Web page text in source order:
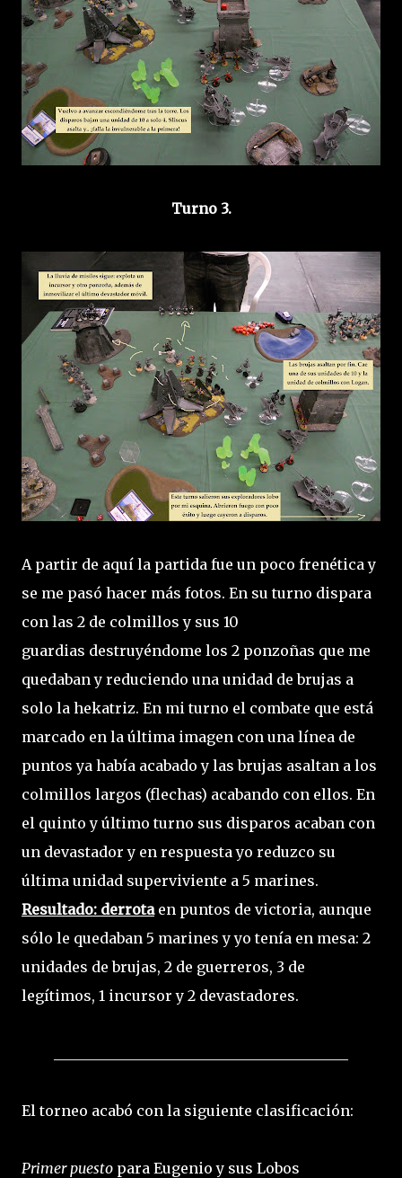
Turno 3.
A partir de aquí la partida fue un poco frenética y
se me pasó hacer más fotos. En su turno dispara
con las 2 de colmillos y sus 10
guardias destruyéndome los 2 ponzoñas que me
quedaban y reduciendo una unidad de brujas a
solo la hekatriz. En mi turno el combate que está
marcado en la última imagen con una línea de
puntos ya había acabado y las brujas asaltan a los
colmillos largos (flechas) acabando con ellos. En
el quinto y último turno sus disparos acaban con
un devastador y en respuesta yo reduzco su
última unidad superviviente a 5 marines.
Resultado: derrota en puntos de victoria, aunque
sólo le quedaban 5 marines y yo tenía en mesa: 2
unidades de brujas, 2 de guerreros, 3 de
legítimos, 1 incursor y 2 devastadores.
El torneo acabó con la siguiente clasificación:
Primer puesto para Eugenio y sus Lobos